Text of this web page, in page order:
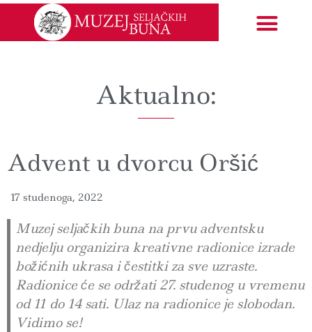
Aktualno:
Advent u dvorcu Oršić
17 studenoga, 2022
Muzej seljačkih buna na prvu adventsku
nedjelju organizira kreativne radionice izrade
božićnih ukrasa i čestitki za sve uzraste.
Radionice će se održati 27. studenog u vremenu
od 11 do 14 sati. Ulaz na radionice je slobodan.
Vidimo se!